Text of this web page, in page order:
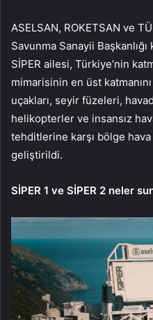
ASELSAN, ROKETSAN ve
Savunma Sanayii
SİPER ailesi, Türkiye’nin
mimarisinin en üst
uçakları, seyir füzeleri,
helikopterler ve insansız
tehditlerine karşı bölge hava
geliştirildi.
SİPER 1 ve SİPER 2 neler